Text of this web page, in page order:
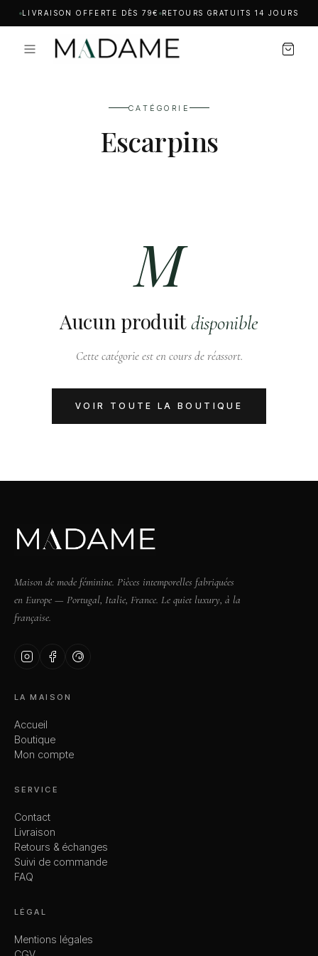
LIVRAISON OFFERTE DÈS 79€ RETOURS GRATUITS 14 JOURS
CATÉGORIE
Escarpins
M
Aucun produitdisponible
Cette catégorie est en cours de réassort.
VOIR TOUTE LA BOUTIQUE
Maison de mode féminine. Pièces intemporelles fabriquées
en Europe — Portugal, Italie, France. Le quiet luxury, à la
française.
LA MAISON
Accueil
Boutique
Mon compte
SERVICE
Contact
Livraison
Retours & échanges
Suivi de commande
FAQ
LÉGAL
Mentions légales